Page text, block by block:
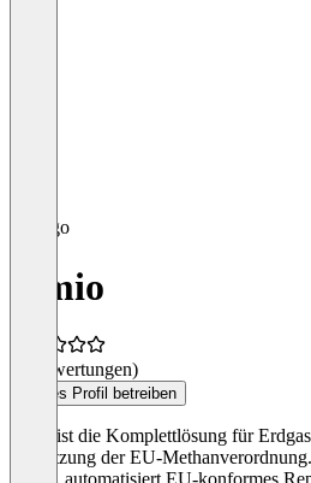
atmio
(0 Bewertungen)
Dieses Profil betreiben
atmio ist die Komplettlösung für
Umsetzung der EU-